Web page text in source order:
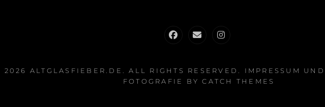
2026 ALTGLASFIEBER.DE . ALL RIGHTS RESERVED. IMPRESSUM
FOTOGRAFIE BYCATCH THEMES